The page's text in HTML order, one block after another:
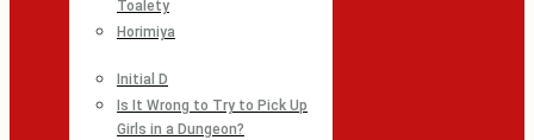
Toalety
Horimiya
Initial D
Is It Wrong to Try to Pick Up
Girls in a Dungeon?